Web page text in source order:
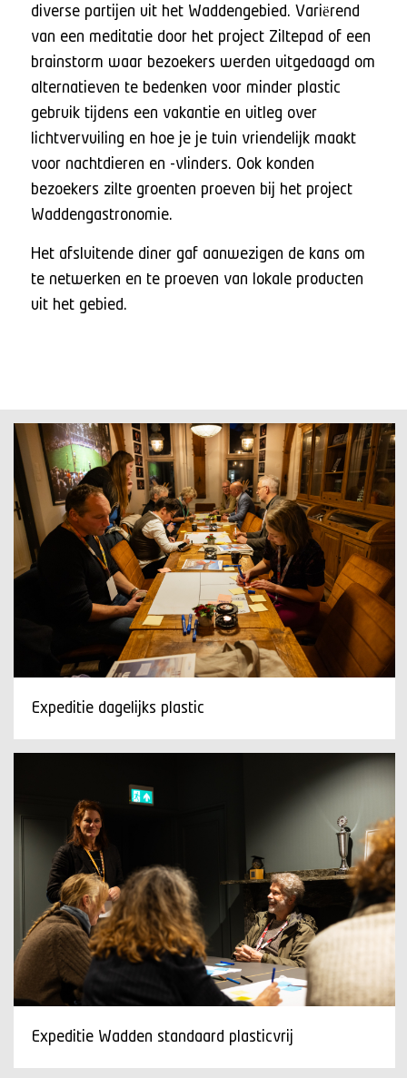
diverse partijen uit het Waddengebied. Variërend
van een meditatie door het project Ziltepad of een
brainstorm waar bezoekers werden uitgedaagd om
alternatieven te bedenken voor minder plastic
gebruik tijdens een vakantie en uitleg over
lichtvervuiling en hoe je je tuin vriendelijk maakt
voor nachtdieren en -vlinders. Ook konden
bezoekers zilte groenten proeven bij het project
Waddengastronomie.
Het afsluitende diner gaf aanwezigen de kans om
te netwerken en te proeven van lokale producten
uit het gebied.
Expeditie dagelijks plastic
Expeditie Wadden standaard plasticvrij